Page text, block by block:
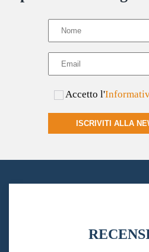
Accetto l'
ISCRIVITI ALLA